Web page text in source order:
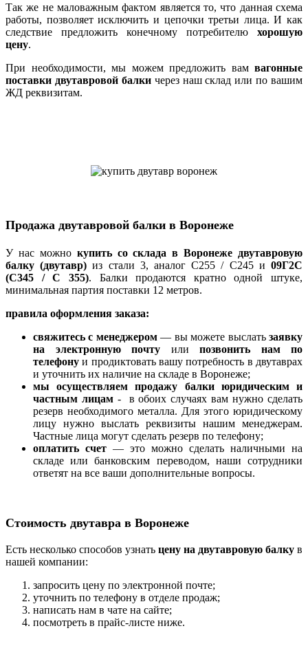
Так же не маловажным фактом является то, что данная схема
работы, позволяет исключить и цепочки третьи лица. И как
следствие предложить конечному потребителю хорошую
цену.
При необходимости, мы можем предложить вам вагонные
поставки двутавровой балкичерез наш склад или по вашим
ЖД реквизитам.
Продажа двутавровой балки в Воронеже
У нас можно купить со склада в Воронеже двутавровую
балку (двутавр) из стали 3, аналог С255 / С245 и09Г2С
(С345 / С 355). Балки продаются кратно одной штуке,
минимальная партия поставки 12 метров.
правила оформления заказа:
свяжитесь с менеджером— вы можете выслатьзаявку
на электронную почту или позвонить нам по
телефону и продиктовать вашу потребность в двутаврах
и уточнить их наличие на складе в Воронеже;
мы осуществляем продажу балки юридическим и
частным лицам- в обоих случаях вам нужно сделать
резерв необходимого металла. Для этого юридическому
лицу нужно выслать реквизиты нашим менеджерам.
Частные лица могут сделать резерв по телефону;
оплатить счет — это можно сделать наличными на
складе или банковским переводом, наши сотрудники
ответят на все ваши дополнительные вопросы.
Стоимость двутавра в Воронеже
Есть несколько способов узнать цену на двутавровую балку в
нашей компании:
запросить цену по электронной почте;
уточнить по телефону в отделе продаж;
написать нам в чате на сайте;
посмотреть в прайс-листе ниже.